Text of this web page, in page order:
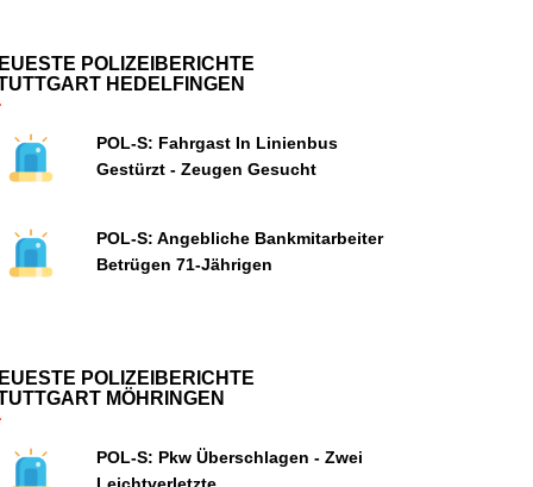
POLIZEIBERICHTE
HEDELFINGEN
POL-S: Fahrgast In Linienbus
Gestürzt - Zeugen Gesucht
POL-S: Angebliche Bankmitarbeiter
Betrügen 71-Jährigen
POLIZEIBERICHTE
MÖHRINGEN
POL-S: Pkw Überschlagen - Zwei